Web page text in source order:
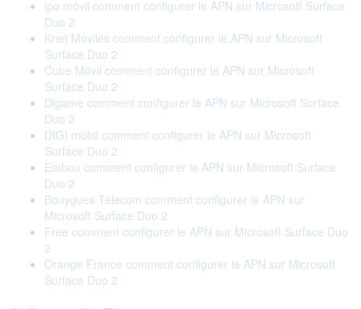
ipo móvil comment configurer le APN sur Microsoft Surface
Duo 2
Knet Móviles comment configurer le APN sur Microsoft
Surface Duo 2
Cube Móvil comment configurer le APN sur Microsoft
Surface Duo 2
Digame comment configurer le APN sur Microsoft Surface
Duo 2
DIGI mobil comment configurer le APN sur Microsoft
Surface Duo 2
Embou comment configurer le APN sur Microsoft Surface
Duo 2
Bouygues Telecom comment configurer le APN sur
Microsoft Surface Duo 2
Free comment configurer le APN sur Microsoft Surface Duo
2
Orange France comment configurer le APN sur Microsoft
Surface Duo 2